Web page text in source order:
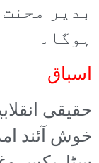
بدیر
ہوگا۔
اسباق
حقیقی
خوش آئند